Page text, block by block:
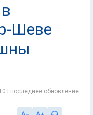
Шеве
| последнее обновление: